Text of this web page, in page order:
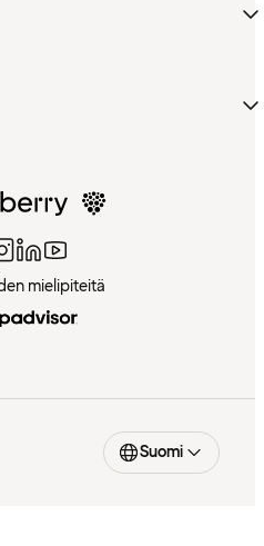
mielipiteitä
Suomi